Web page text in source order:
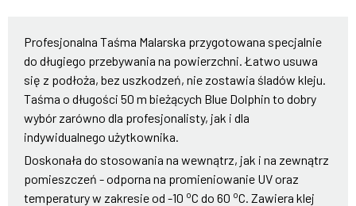
Profesjonalna Taśma Malarska przygotowana specjalnie
do długiego przebywania na powierzchni. Łatwo usuwa
się z podłoża, bez uszkodzeń, nie zostawia śladów kleju.
Taśma o długości 50 m bieżących Blue Dolphin to dobry
wybór zarówno dla profesjonalisty, jak i dla
indywidualnego użytkownika.
Doskonała do stosowania na wewnątrz, jak i na zewnątrz
pomieszczeń - odporna na promieniowanie UV oraz
temperatury w zakresie od -10 oC do 60 oC. Zawiera klej